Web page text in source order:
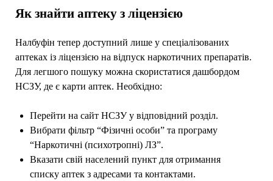
Як знайти аптеку з ліцензією
Налбуфін тепер доступний лише у спеціалізованих
аптеках із ліцензією на відпуск наркотичних препаратів.
Для легшого пошуку можна скористатися дашбордом
НСЗУ, де є карти аптек. Необхідно:
Перейти на сайт НСЗУ у відповідний розділ.
Вибрати фільтр “Фізичні особи” та програму
“Наркотичні (психотропні) ЛЗ”.
Вказати свій населений пункт для отримання
списку аптек з адресами та контактами.